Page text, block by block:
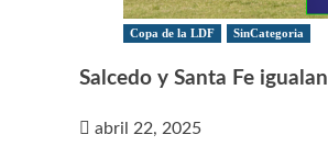
Copa de la LDF SinCategoria
Salcedo y Santa Fe igualan
abril 22, 2025